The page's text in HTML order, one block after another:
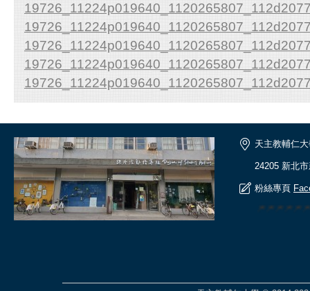
天主教輔仁
24205 新北
粉絲專頁